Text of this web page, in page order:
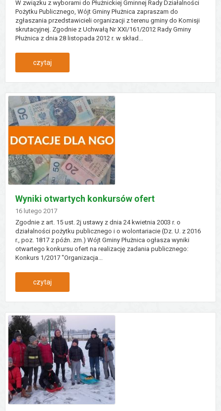
W związku z wyborami do Płużnickiej Gminnej Rady Działalności
Pożytku Publicznego, Wójt Gminy Płużnica zapraszam do
zgłaszania przedstawicieli organizacji z terenu gminy do Komisji
skrutacyjnej. Zgodnie z Uchwałą Nr XXI/161/2012 Rady Gminy
Płużnica z dnia 28 listopada 2012 r. w skład...
czytaj
nabór
do
komisji
skrutacyjnej
Wyniki otwartych konkursów ofert
Dodano
16 lutego 2017
Zgodnie z art. 15 ust. 2j ustawy z dnia 24 kwietnia 2003 r. o
działalności pożytku publicznego i o wolontariacie (Dz. U. z 2016
r., poz. 1817 z późn. zm.) Wójt Gminy Płużnica ogłasza wyniki
otwartego konkursu ofert na realizację zadania publicznego:
Konkurs 1/2017 "Organizacja...
czytaj
wyniki
otwartych
konkursów
ofert